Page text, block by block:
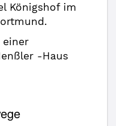
Königshof im
einer
-Haus